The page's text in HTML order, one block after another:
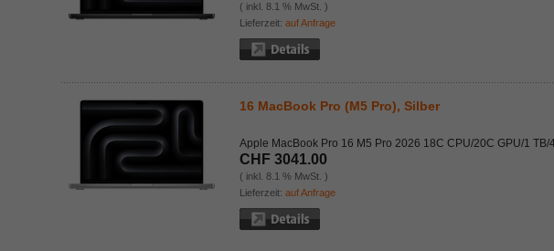
( inkl. 8.1 % MwSt. )
Lieferzeit: auf Anfrage
16 MacBook Pro (M5 Pro), Silber
Apple MacBook Pro 16 M5 Pro 2026 18C CPU/20C GPU/1 TB/
CHF 3041.00
( inkl. 8.1 % MwSt. )
Lieferzeit: auf Anfrage